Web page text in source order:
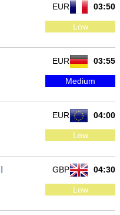
03:50
EUR
Low
03:55
EUR
Medium
04:00
EUR
Low
04:30
GBP
Low